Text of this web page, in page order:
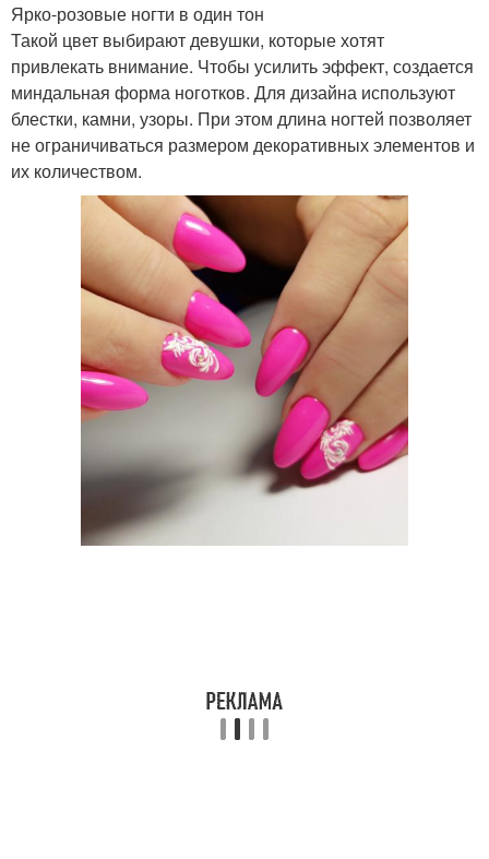
Яркий маникюр
Маникюр для
экстравагантных
женщин
Ярко-розовые ногти в один тон
Такой цвет выбирают девушки, которые хотят
привлекать внимание. Чтобы усилить эффект, создается
миндальная форма ноготков. Для дизайна используют
блестки, камни, узоры. При этом длина ногтей позволяет
не ограничиваться размером декоративных элементов и
их количеством.